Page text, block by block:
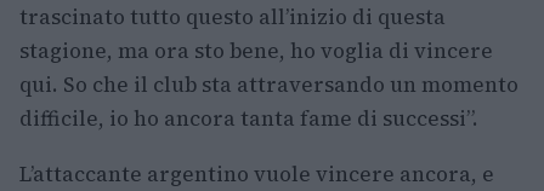
trascinato tutto questo all’inizio di questa
stagione, ma ora sto bene, ho voglia di vincere
qui. So che il club sta attraversando un momento
difficile, io ho ancora tanta fame di successi”.
L’attaccante argentino vuole vincere ancora, e